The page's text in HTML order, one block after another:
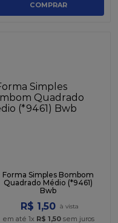
COMPRAR
Forma Simples Bombom
Quadrado Médio (*9461)
Bwb
R$ 1,50
em até 1x R$ 1,50sem juros